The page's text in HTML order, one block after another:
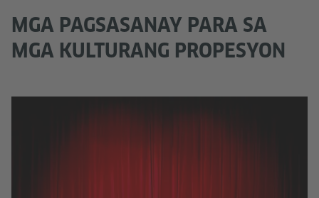
MGA PAGSASANAY PARA SA
MGA KULTURANG PROPESYON